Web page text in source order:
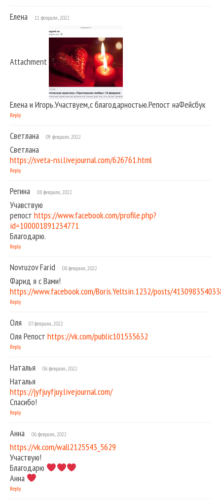
Елена 11 февраля, 2022
Attachment
Елена и Игорь.Участвуем,с благодарностью.Репост наФейсбук
Reply
Светлана 09 февраля, 2022
Светлана
https://sveta-nsi.livejournal.com/626761.html
Reply
Регина 08 февраля, 2022
Учавствую
репост https://www.facebook.com/profile.php?
id=100001891234771
Благодарю.
Reply
Novruzov Farid 08 февраля, 2022
Фарид я с Вами!
https://www.facebook.com/Boris.Yeltsin.1232/posts/
Reply
Оля 07 февраля, 2022
Оля Репост https://vk.com/public101535632
Reply
Наталья 06 февраля, 2022
Наталья
https://jyfjuyfjuy.livejournal.com/
Спасибо!
Reply
Анна 06 февраля, 2022
https://vk.com/wall2125543_5629
Участвую!
Благодарю
Анна
Reply